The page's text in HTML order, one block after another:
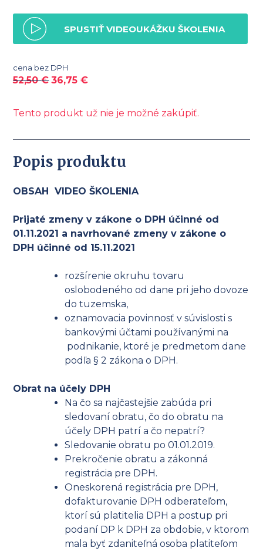
SPUSTIŤ VIDEOUKÁŽKU ŠKOLENIA
cena bez DPH
52,50€ 36,75€
Tento produkt už nie je možné zakúpiť.
Popis produktu
OBSAH VIDEO ŠKOLENIA
Prijaté zmeny v zákone o DPH účinné od
01.11.2021 a navrhované zmeny v zákone o
DPH účinné od 15.11.2021
rozšírenie okruhu tovaru
oslobodeného od dane pri jeho dovoze
do tuzemska,
oznamovacia povinnosť v súvislosti s
bankovými účtami používanými na
podnikanie, ktoré je predmetom dane
podľa § 2 zákona o DPH.
Obrat na účely DPH
Na čo sa najčastejšie zabúda pri
sledovaní obratu, čo do obratu na
účely DPH patrí a čo nepatrí?
Sledovanie obratu po 01.01.2019.
Prekročenie obratu a zákonná
registrácia pre DPH.
Oneskorená registrácia pre DPH,
dofakturovanie DPH odberateľom,
ktorí sú platitelia DPH a postup pri
podaní DP k DPH za obdobie, v ktorom
mala byť zdaniteľná osoba platiteľom